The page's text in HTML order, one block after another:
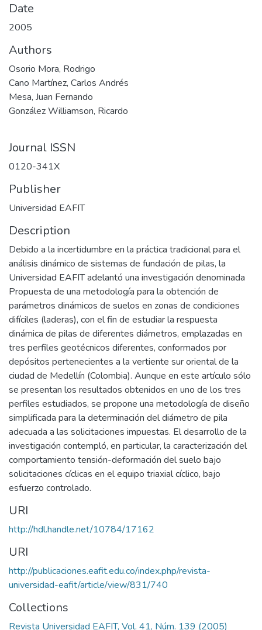
Date
2005
Authors
Osorio Mora, Rodrigo
Cano Martínez, Carlos Andrés
Mesa, Juan Fernando
González Williamson, Ricardo
Journal ISSN
0120-341X
Publisher
Universidad EAFIT
Description
Debido a la incertidumbre en la práctica tradicional para el
análisis dinámico de sistemas de fundación de pilas, la
Universidad EAFIT adelantó una investigación denominada
Propuesta de una metodología para la obtención de
parámetros dinámicos de suelos en zonas de condiciones
difíciles (laderas), con el fin de estudiar la respuesta
dinámica de pilas de diferentes diámetros, emplazadas en
tres perfiles geotécnicos diferentes, conformados por
depósitos pertenecientes a la vertiente sur oriental de la
ciudad de Medellín (Colombia). Aunque en este artículo sólo
se presentan los resultados obtenidos en uno de los tres
perfiles estudiados, se propone una metodología de diseño
simplificada para la determinación del diámetro de pila
adecuada a las solicitaciones impuestas. El desarrollo de la
investigación contempló, en particular, la caracterización del
comportamiento tensión-deformación del suelo bajo
solicitaciones cíclicas en el equipo triaxial cíclico, bajo
esfuerzo controlado.
URI
http://hdl.handle.net/10784/17162
URI
http://publicaciones.eafit.edu.co/index.php/revista-
universidad-eafit/article/view/831/740
Collections
Revista Universidad EAFIT, Vol. 41, Núm. 139 (2005)